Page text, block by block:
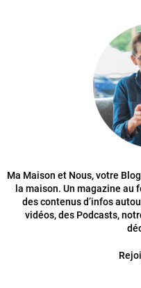
Ma Maison et Nous, votre
la maison. Un magazine au
des contenus d’infos
vidéos, des Podcasts,